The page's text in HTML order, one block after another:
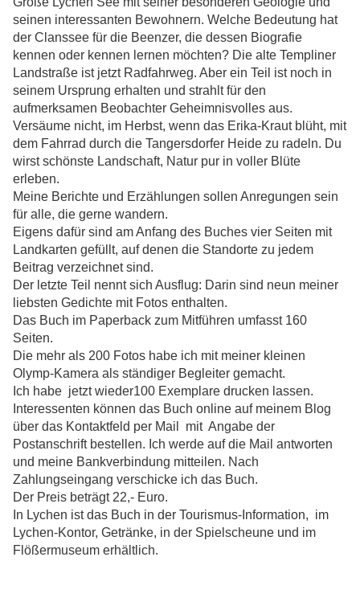
seinen interessanten Bewohnern. Welche Bedeutung hat
der Clanssee für die Beenzer, die dessen Biografie
kennen oder kennen lernen möchten? Die alte Templiner
Landstraße ist jetzt Radfahrweg. Aber ein Teil ist noch in
seinem Ursprung erhalten und strahlt für den
aufmerksamen Beobachter Geheimnisvolles aus.
Versäume nicht, im Herbst, wenn das Erika-Kraut blüht, mit
dem Fahrrad durch die Tangersdorfer Heide zu radeln. Du
wirst schönste Landschaft, Natur pur in voller Blüte
erleben.
Meine Berichte und Erzählungen sollen Anregungen sein
für alle, die gerne wandern.
Eigens dafür sind am Anfang des Buches vier Seiten mit
Landkarten gefüllt, auf denen die Standorte zu jedem
Beitrag verzeichnet sind.
Der letzte Teil nennt sich Ausflug: Darin sind neun meiner
liebsten Gedichte mit Fotos enthalten.
Das Buch im Paperback zum Mitführen umfasst 160
Seiten.
Die mehr als 200 Fotos habe ich mit meiner kleinen
Olymp-Kamera als ständiger Begleiter gemacht.
Ich habe jetzt wieder100 Exemplare drucken lassen.
Interessenten können das Buch online auf meinem Blog
über das Kontaktfeld per Mail mit Angabe der
Postanschrift bestellen. Ich werde auf die Mail antworten
und meine Bankverbindung mitteilen. Nach
Zahlungseingang verschicke ich das Buch.
Der Preis beträgt 22,- Euro.
In Lychen ist das Buch in der Tourismus-Information, im
Lychen-Kontor, Getränke, in der Spielscheune und im
Flößermuseum erhältlich.